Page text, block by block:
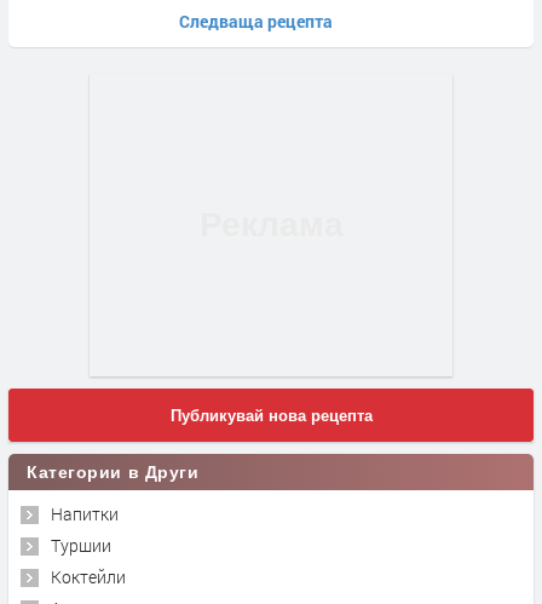
Следваща рецепта
Публикувай нова рецепта
Категории в Други
Напитки
Туршии
Коктейли